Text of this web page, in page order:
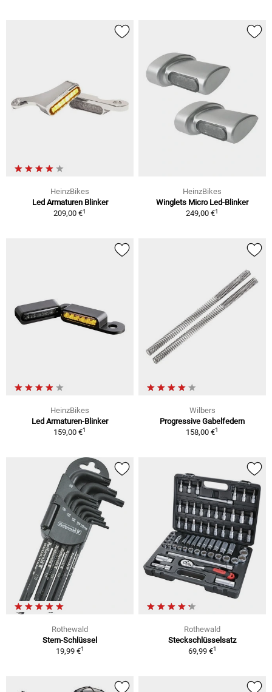
HeinzBikes
Led Armaturen Blinker
209,00 €1
HeinzBikes
Winglets Micro Led-Blinker
249,00 €1
HeinzBikes
Led Armaturen-Blinker
159,00 €1
Wilbers
Progressive Gabelfedern
158,00 €1
Rothewald
Stern-Schlüssel
19,99 €1
Rothewald
Steckschlüsselsatz
69,99 €1